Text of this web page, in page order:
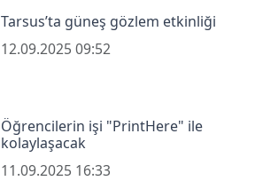
Tarsus’ta güneş gözlem etkinliği
12.09.2025 09:52
Öğrencilerin işi "PrintHere" ile
kolaylaşacak
11.09.2025 16:33